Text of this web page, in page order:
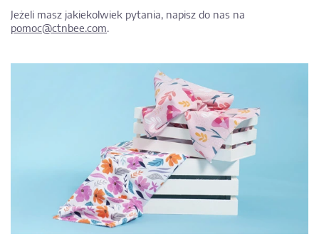
Jeżeli masz jakiekolwiek pytania, napisz do nas na
pomoc@ctnbee.com.